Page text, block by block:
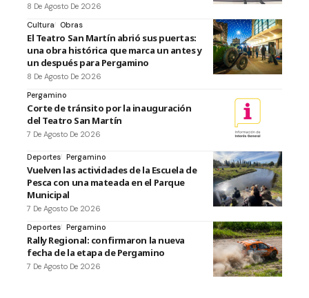
8 De Agosto De 2026
Cultura Obras
El Teatro San Martín abrió sus puertas:
una obra histórica que marca un antes y
un después para Pergamino
8 De Agosto De 2026
Pergamino
Corte de tránsito por la inauguración
del Teatro San Martín
7 De Agosto De 2026
Deportes Pergamino
Vuelven las actividades de la Escuela de
Pesca con una mateada en el Parque
Municipal
7 De Agosto De 2026
Deportes Pergamino
Rally Regional: confirmaron la nueva
fecha de la etapa de Pergamino
7 De Agosto De 2026